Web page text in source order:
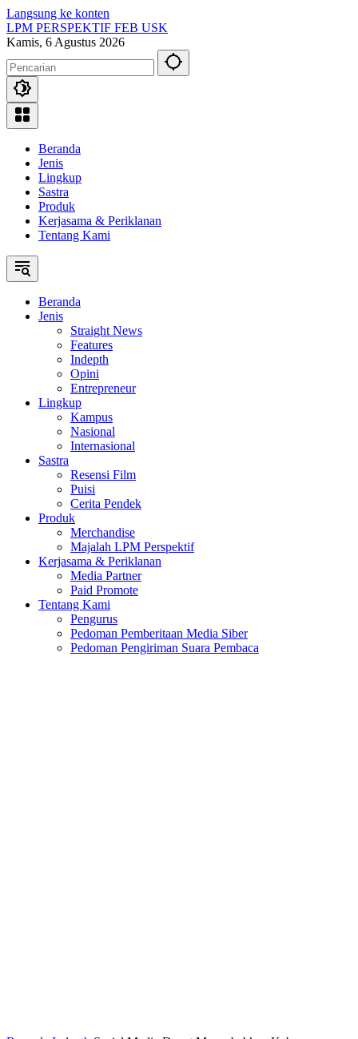
Langsung ke konten
LPM PERSPEKTIF FEB USK
Kamis, 6 Agustus 2026
Beranda
Jenis
Lingkup
Sastra
Produk
Kerjasama & Periklanan
Tentang Kami
Beranda
Jenis
Straight News
Features
Indepth
Opini
Entrepreneur
Lingkup
Kampus
Nasional
Internasional
Sastra
Resensi Film
Puisi
Cerita Pendek
Produk
Merchandise
Majalah LPM Perspektif
Kerjasama & Periklanan
Media Partner
Paid Promote
Tentang Kami
Pengurus
Pedoman Pemberitaan Media Siber
Pedoman Pengiriman Suara Pembaca